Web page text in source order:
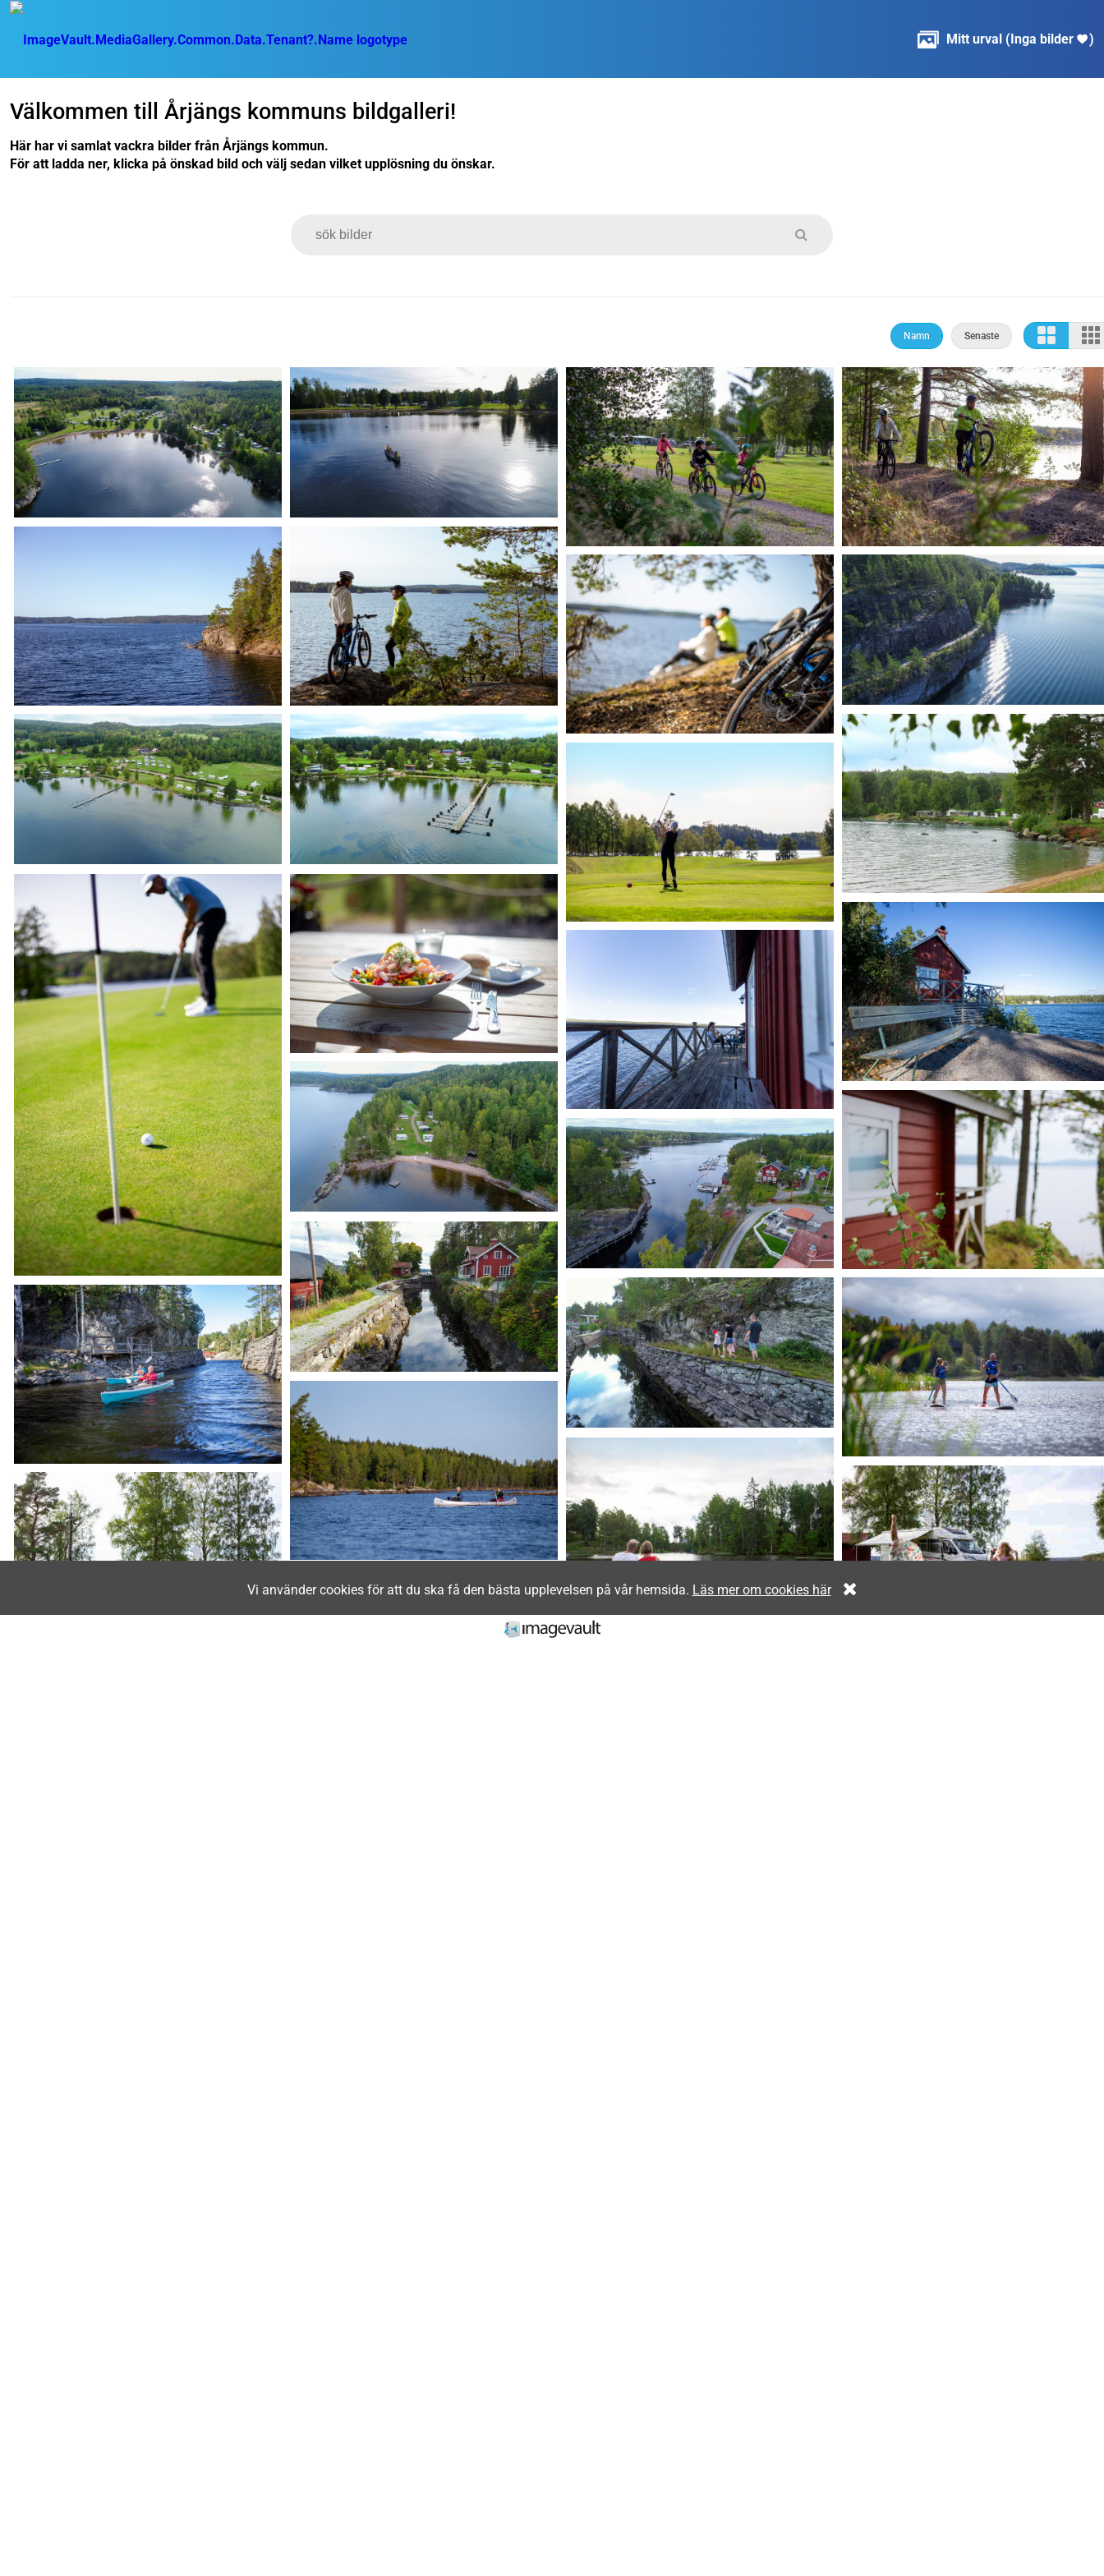
 Mitt urval (Inga bilder )
Välkommen till Årjängs kommuns bildgalleri!
Här har vi samlat vackra bilder från Årjängs kommun.
För att ladda ner, klicka på önskad bild och välj sedan vilket upplösning du önskar.
Namn Senaste
Vi använder cookies för att du ska få den bästa upplevelsen på vår hemsida. Läs mer om cookies här